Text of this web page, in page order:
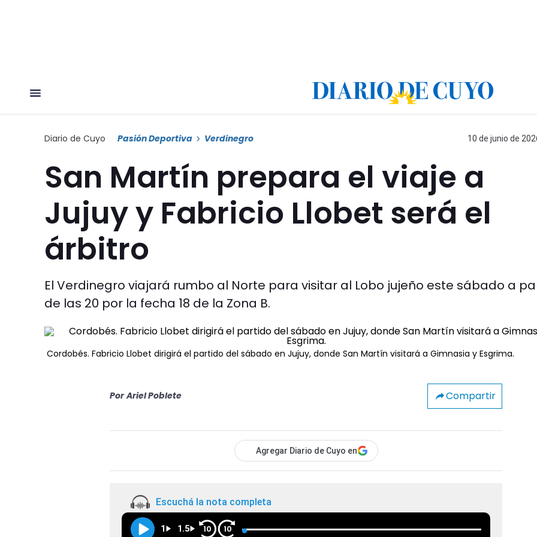
Diario de Cuyo Pasión Deportiva Verdinegro 10 de junio de
San Martín prepara el viaje a
Jujuy y Fabricio Llobet será el
árbitro
El Verdinegro viajará rumbo al Norte para visitar al Lobo jujeño este sábado a
de las 20 por la fecha 18 de la Zona B.
Cordobés. Fabricio Llobet dirigirá el partido del sábado en Jujuy, donde San Martín visitará a Gimnasia y Esgrima.
Por Ariel Poblete Compartir
Agregar Diario de Cuyo en
Escuchá la nota completa
1 1.5 10 10